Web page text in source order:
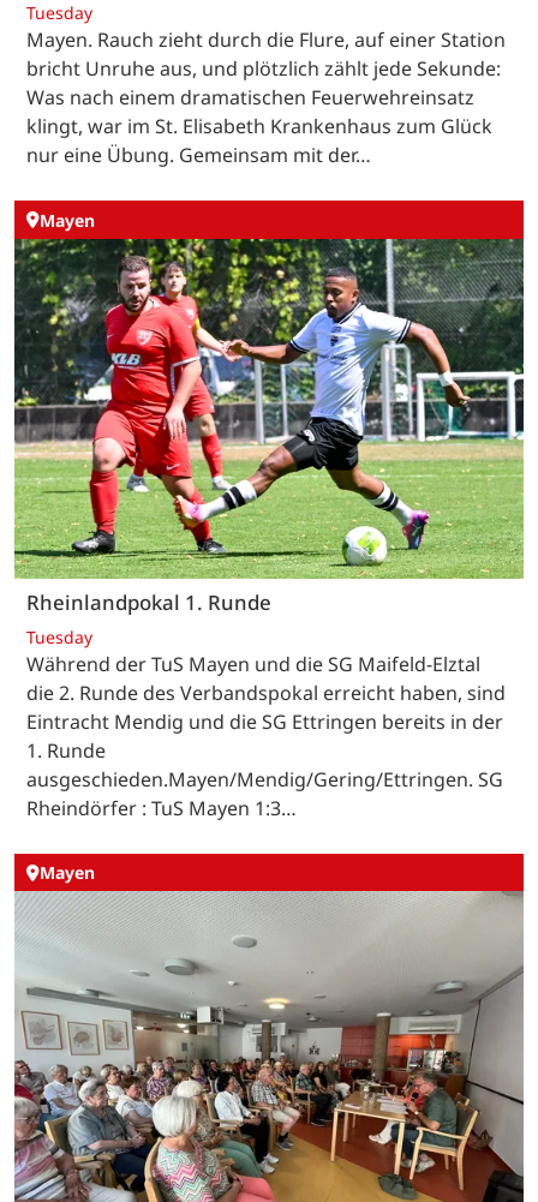
Tuesday
Mayen. Rauch zieht durch die Flure, auf einer Station
bricht Unruhe aus, und plötzlich zählt jede Sekunde:
Was nach einem dramatischen Feuerwehreinsatz
klingt, war im St. Elisabeth Krankenhaus zum Glück
nur eine Übung. Gemeinsam mit der…
Mayen
Rheinlandpokal 1. Runde
Tuesday
Während der TuS Mayen und die SG Maifeld-Elztal
die 2. Runde des Verbandspokal erreicht haben, sind
Eintracht Mendig und die SG Ettringen bereits in der
1. Runde
ausgeschieden.Mayen/Mendig/Gering/Ettringen. SG
Rheindörfer : TuS Mayen 1:3…
Mayen